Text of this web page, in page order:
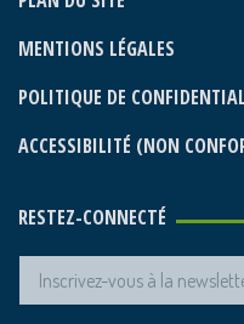
MENTIONS LÉGALES
POLITIQUE DE
ACCESSIBILITÉ (NON
RESTEZ-CONNECTÉ